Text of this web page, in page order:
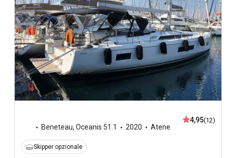
Beneteau, Oceanis 51.1 2020 Atene
4,95(12)
Skipper opzionale